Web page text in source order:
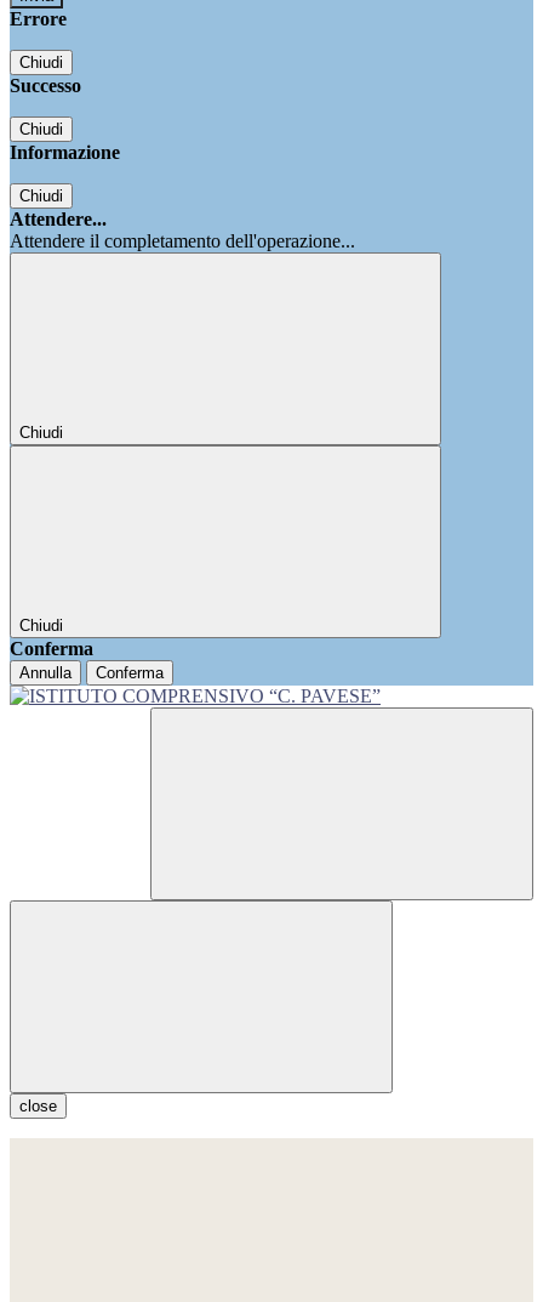
Errore
Chiudi
Successo
Chiudi
Informazione
Chiudi
Attendere...
Attendere il completamento dell'operazione...
Chiudi
Chiudi
Conferma
Annulla Conferma
close